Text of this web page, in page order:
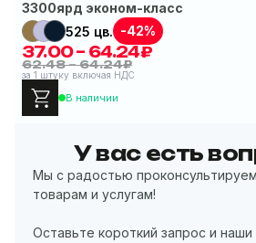
3300ярд эконом-класс
525 цв. -42%
37.00 – 64.24₽
62.48 – 64.24₽
за 1 штуку включая НДС
В наличии
У вас есть
Мы с радостью
товарам и услугам!
Оставьте короткий запрос и